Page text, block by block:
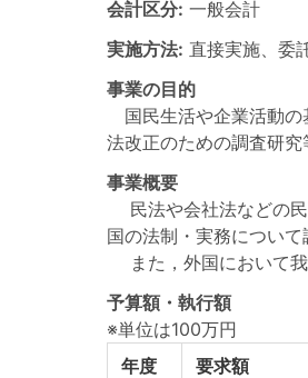
会計区分: 一般会計
実施方法: 直接実施、委
事業の目的
国民生活や企業活動の
法改正のための調査研
事業概要
民法や会社法などの民
国の法制・実務について
また，外国において我
予算額・執行額
※単位は100万円
年度
要求額